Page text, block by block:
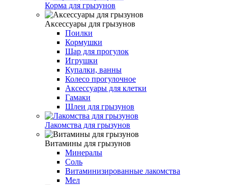
Корма для грызунов
Аксессуары для грызунов
Поилки
Кормушки
Шар для прогулок
Игрушки
Купалки, ванны
Колесо прогулочное
Аксессуары для клетки
Гамаки
Шлеи для грызунов
Лакомства для грызунов
Витамины для грызунов
Минералы
Соль
Витаминизированные лакомства
Мел